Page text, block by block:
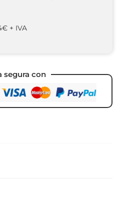
+ IVA
segura con